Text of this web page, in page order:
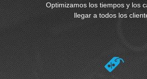
Optimizamos los tiempos y los
llegar a todos los